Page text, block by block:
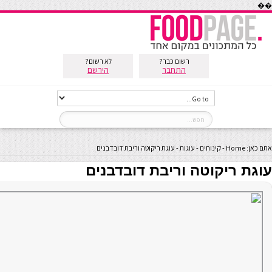
��
רשום כבר?
התחבר
לא רשום?
הירשם
אתם כאן: Home
-קינוחים - עוגות- עוגת ריקוטה וריבת דובדבנים
עוגת ריקוטה וריבת דובדבנים